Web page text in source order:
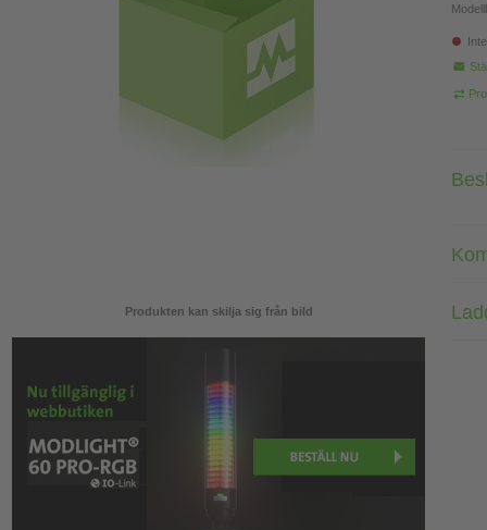
Produkten kan skilja sig från bild